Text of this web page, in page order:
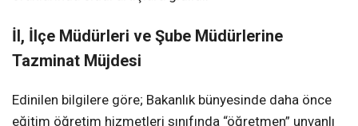
İl, İlçe Müdürleri ve Şube Müdürlerine
Tazminat Müjdesi
Edinilen bilgilere göre; Bakanlık bünyesinde daha önce
eğitim öğretim hizmetleri sınıfında “öğretmen” unvanlı